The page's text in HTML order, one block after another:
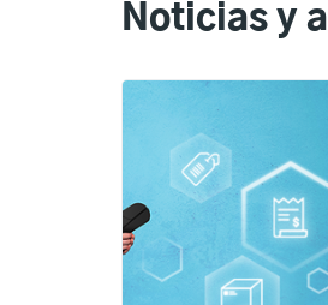
Noticias y